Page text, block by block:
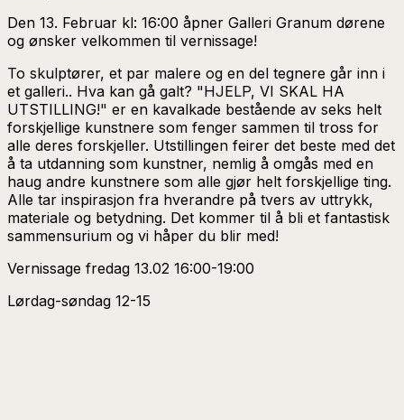
Den 13. Februar kl: 16:00 åpner Galleri Granum dørene
og ønsker velkommen til vernissage!
To skulptører, et par malere og en del tegnere går inn i
et galleri.. Hva kan gå galt? "HJELP, VI SKAL HA
UTSTILLING!" er en kavalkade bestående av seks helt
forskjellige kunstnere som fenger sammen til tross for
alle deres forskjeller. Utstillingen feirer det beste med det
å ta utdanning som kunstner, nemlig å omgås med en
haug andre kunstnere som alle gjør helt forskjellige ting.
Alle tar inspirasjon fra hverandre på tvers av uttrykk,
materiale og betydning. Det kommer til å bli et fantastisk
sammensurium og vi håper du blir med!
Vernissage fredag 13.02 16:00-19:00
Lørdag-søndag 12-15